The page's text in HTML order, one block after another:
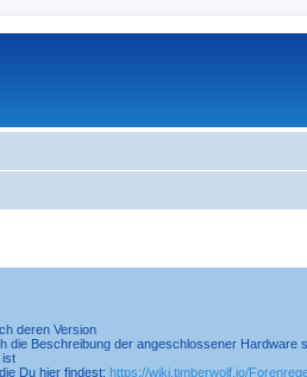
deren Version
die Beschreibung der angeschlossener Hardware
ist
Du hier findest: https://wiki.timberwolf.io/